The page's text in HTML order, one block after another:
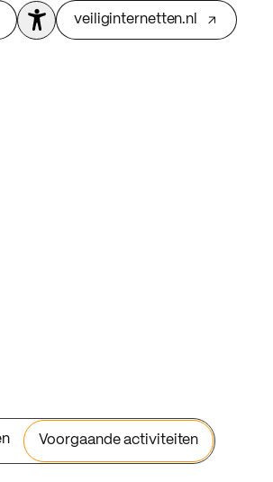
veiliginternetten.nl
Voorgaande activiteiten